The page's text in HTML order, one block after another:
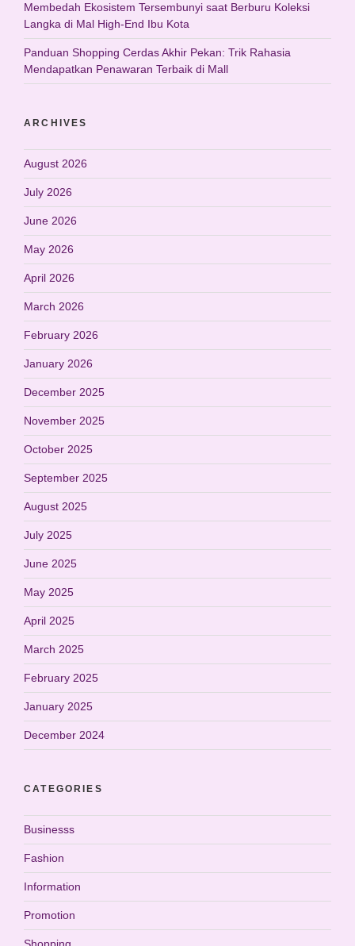
Membedah Ekosistem Tersembunyi saat Berburu Koleksi
Langka di Mal High-End Ibu Kota
Panduan Shopping Cerdas Akhir Pekan: Trik Rahasia
Mendapatkan Penawaran Terbaik di Mall
ARCHIVES
August 2026
July 2026
June 2026
May 2026
April 2026
March 2026
February 2026
January 2026
December 2025
November 2025
October 2025
September 2025
August 2025
July 2025
June 2025
May 2025
April 2025
March 2025
February 2025
January 2025
December 2024
CATEGORIES
Businesss
Fashion
Information
Promotion